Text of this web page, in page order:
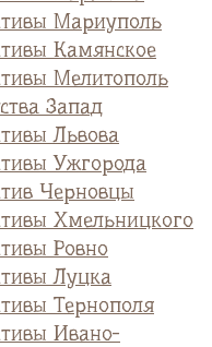
Мариуполь
Камянское
Мелитополь
Запад
Львова
Ужгорода
Черновцы
Хмельницкого
Ровно
Луцка
Тернополя
Ивано-